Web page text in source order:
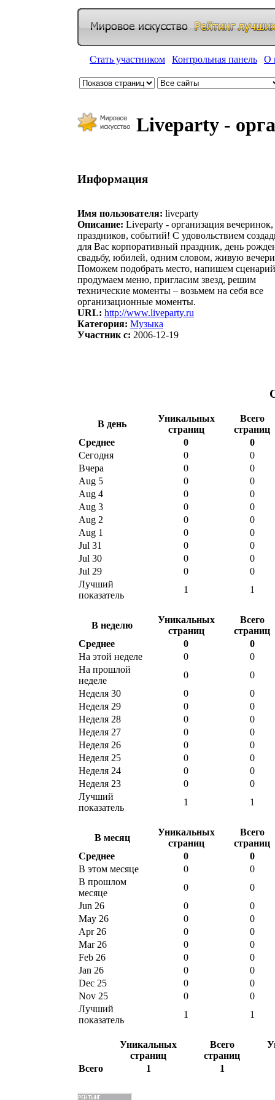
Стать участником Контрольная панель О
Liveparty -
Информация
Имя пользователя: liveparty
Описание: Liveparty - организация вечеринок,
праздников, событий! С удовольствием
для Вас корпоративный праздник, день
свадьбу, юбилей, одним словом, живую
Поможем подобрать место, напишем
продумаем меню, пригласим звезд, решим
технические моменты – возьмем на себя все
организационные моменты.
URL: http://www.liveparty.ru
Категория: Музыка
Участник с: 2006-12-19
В день
Уникальных
страниц
Всего
страниц
Среднее
0
0
Сегодня
0
0
Вчера
0
0
Aug 5
0
0
Aug 4
0
0
Aug 3
0
0
Aug 2
0
0
Aug 1
0
0
Jul 31
0
0
Jul 30
0
0
Jul 29
0
0
Лучший
показатель
1 1
В неделю
Уникальных
страниц
Всего
страниц
Среднее
0
0
На этой неделе
0
0
На прошлой
неделе
0
0
Неделя 30
0
0
Неделя 29
0
0
Неделя 28
0
0
Неделя 27
0
0
Неделя 26
0
0
Неделя 25
0
0
Неделя 24
0
0
Неделя 23
0
0
Лучший
показатель
1 1
В месяц
Уникальных
страниц
Всего
страниц
Среднее
0
0
В этом месяце
0
0
В прошлом
месяце
0
0
Jun 26
0
0
May 26
0
0
Apr 26
0
0
Mar 26
0
0
Feb 26
0
0
Jan 26
0
0
Dec 25
0
0
Nov 25
0
0
Лучший
показатель
1 1
Уникальных
страниц
Всего
страниц
Всего 1 1